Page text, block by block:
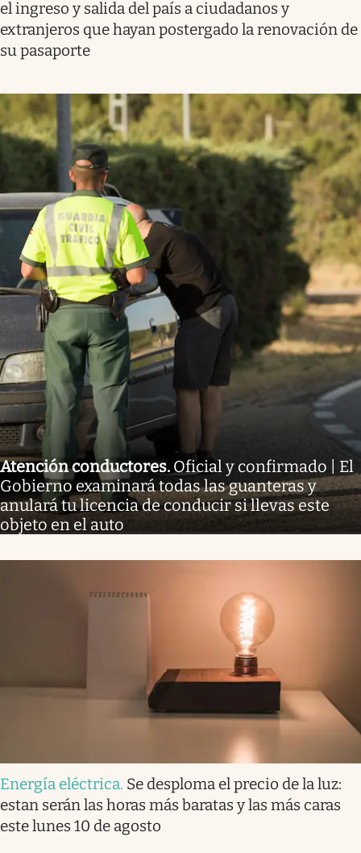
el ingreso y salida del país a ciudadanos y
extranjeros que hayan postergado la renovación de
su pasaporte
Atención conductores. Oficial y confirmado | El
Gobierno examinará todas las guanteras y
anulará tu licencia de conducir si llevas este
objeto en el auto
Energía eléctrica. Se desploma el precio de la luz:
estan serán las horas más baratas y las más caras
este lunes 10 de agosto